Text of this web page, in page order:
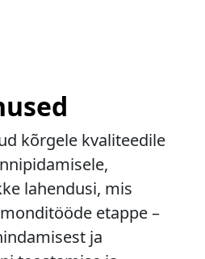
kõrgele kvaliteedile
lahendusi, mis
etappe –
ja